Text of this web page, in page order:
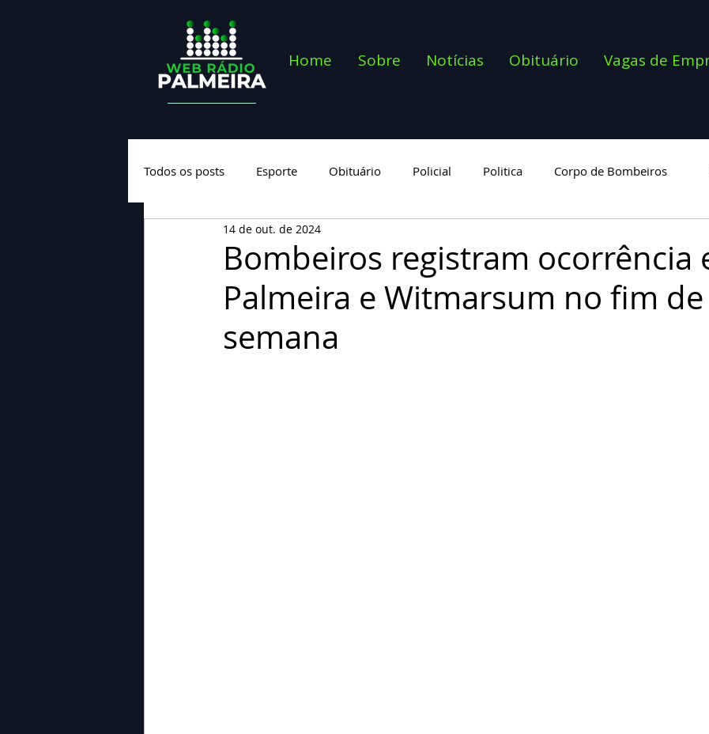
Home Sobre Notícias Obituário Vagas de
Todos os posts Esporte Obituário Policial Politica Corpo de Bombeiros
Geral Nova categoria
Bombeiros registram ocorrência
Palmeira e Witmarsum no fim de
semana
14 de out. de 2024